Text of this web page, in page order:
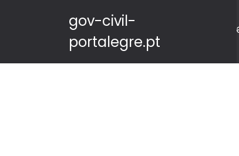
gov-civil-
portalegre.pt